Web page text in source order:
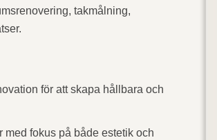
takmålning,
för att skapa hållbara och
fokus på både estetik och